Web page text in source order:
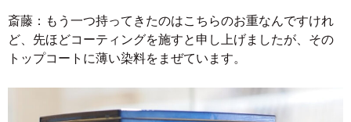
斎藤：もう一つ持ってきたのはこちらのお重なんですけれ
ど、先ほどコーティングを施すと申し上げましたが、その
トップコートに薄い染料をまぜています。